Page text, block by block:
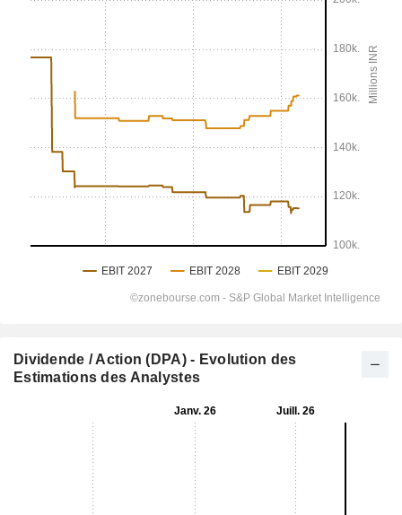
Dividende / Action (DPA) - Evolution des
Estimations des Analystes